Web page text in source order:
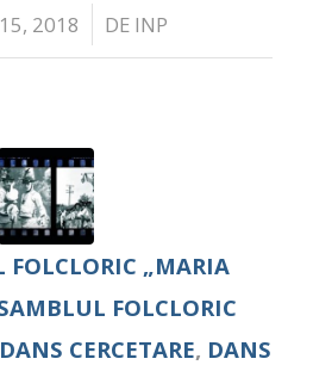
2018
/ DE INP
„MARIA
FOLCLORIC
DANS CERCETARE, DANS